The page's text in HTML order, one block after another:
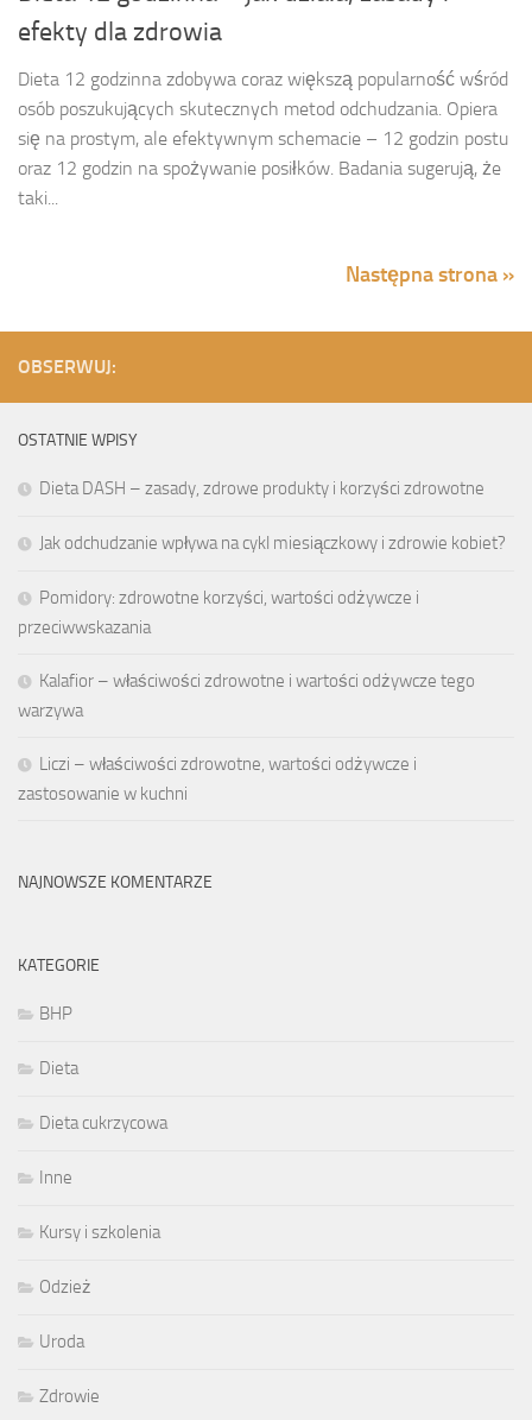
efekty dla zdrowia
Dieta 12 godzinna zdobywa coraz większą popularność wśród
osób poszukujących skutecznych metod odchudzania. Opiera
się na prostym, ale efektywnym schemacie – 12 godzin postu
oraz 12 godzin na spożywanie posiłków. Badania sugerują, że
taki...
Następna strona »
OBSERWUJ:
OSTATNIE WPISY
Dieta DASH – zasady, zdrowe produkty i korzyści zdrowotne
Jak odchudzanie wpływa na cykl miesiączkowy i zdrowie kobiet?
Pomidory: zdrowotne korzyści, wartości odżywcze i
przeciwwskazania
Kalafior – właściwości zdrowotne i wartości odżywcze tego
warzywa
Liczi – właściwości zdrowotne, wartości odżywcze i
zastosowanie w kuchni
NAJNOWSZE KOMENTARZE
KATEGORIE
BHP
Dieta
Dieta cukrzycowa
Inne
Kursy i szkolenia
Odzież
Uroda
Zdrowie